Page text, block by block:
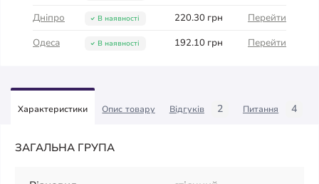
Дніпро
В наявності 220.30 грн
Перейти
Одеса
В наявності 192.10 грн Перейти
Характеристики Опис товару Відгуків 2 Питання 4
ЗАГАЛЬНА ГРУПА